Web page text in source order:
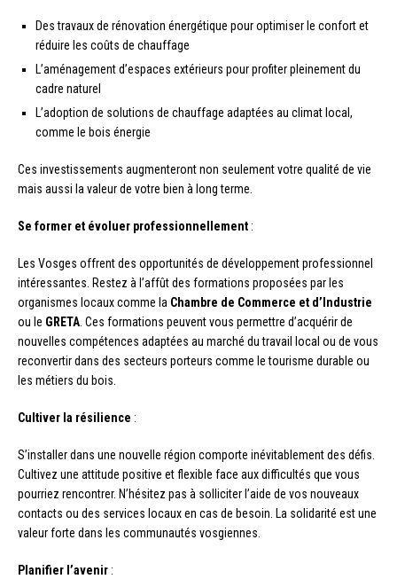
Des travaux de rénovation énergétique pour optimiser le confort et
réduire les coûts de chauffage
L’aménagement d’espaces extérieurs pour profiter pleinement du
cadre naturel
L’adoption de solutions de chauffage adaptées au climat local,
comme le bois énergie
Ces investissements augmenteront non seulement votre qualité de vie
mais aussi la valeur de votre bien à long terme.
Se former et évoluer professionnellement :
Les Vosges offrent des opportunités de développement professionnel
intéressantes. Restez à l’affût des formations proposées par les
organismes locaux comme la Chambre de Commerce et d’Industrie
ou le GRETA . Ces formations peuvent vous permettre d’acquérir de
nouvelles compétences adaptées au marché du travail local ou de vous
reconvertir dans des secteurs porteurs comme le tourisme durable ou
les métiers du bois.
Cultiver la résilience :
S’installer dans une nouvelle région comporte inévitablement des défis.
Cultivez une attitude positive et flexible face aux difficultés que vous
pourriez rencontrer. N’hésitez pas à solliciter l’aide de vos nouveaux
contacts ou des services locaux en cas de besoin. La solidarité est une
valeur forte dans les communautés vosgiennes.
Planifier l’avenir :